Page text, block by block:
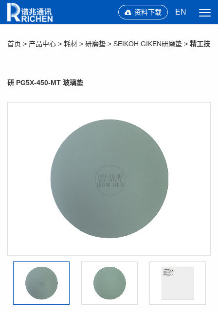
资料下载 EN
首页 > 产品中心 > 耗材 > 研磨垫 > SEIKOH GIKEN研磨垫 > 精工技
研 PG5X-450-MT 玻璃垫